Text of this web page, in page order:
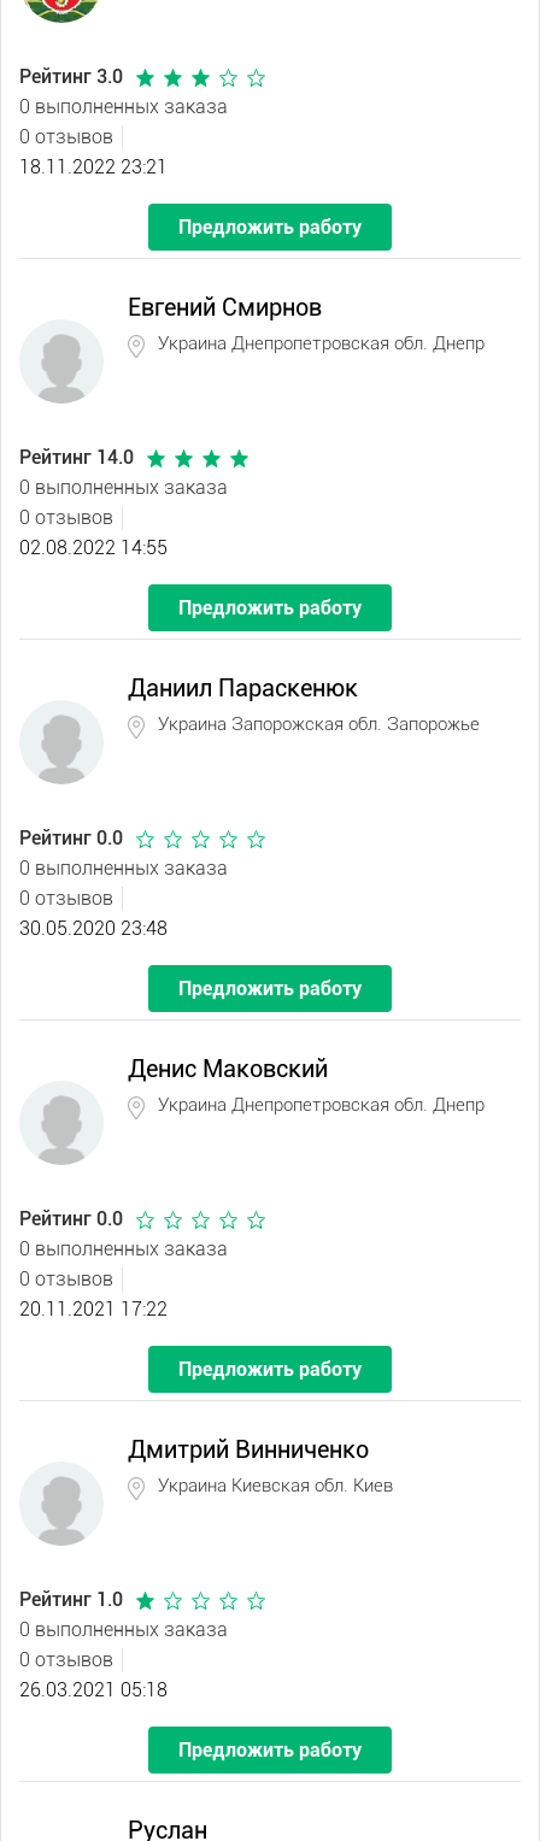
Рейтинг 3.0
0 выполненных заказа
0 отзывов
18.11.2022 23:21
Предложить работу
Евгений Смирнов
Украина Днепропетровская обл. Днепр
Рейтинг 14.0
0 выполненных заказа
0 отзывов
02.08.2022 14:55
Предложить работу
Даниил Параскенюк
Украина Запорожская обл. Запорожье
Рейтинг 0.0
0 выполненных заказа
0 отзывов
30.05.2020 23:48
Предложить работу
Денис Маковский
Украина Днепропетровская обл. Днепр
Рейтинг 0.0
0 выполненных заказа
0 отзывов
20.11.2021 17:22
Предложить работу
Дмитрий Винниченко
Украина Киевская обл. Киев
Рейтинг 1.0
0 выполненных заказа
0 отзывов
26.03.2021 05:18
Предложить работу
Руслан